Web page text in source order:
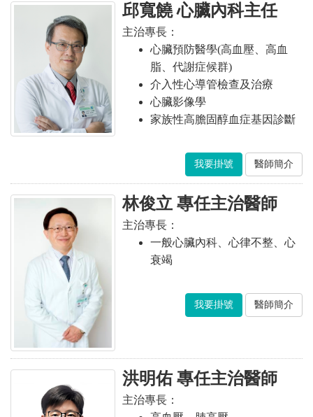
邱寬饒 心臟內科主任
主治專長：
心臟預防醫學(高血壓、高血
脂、代謝症候群)
介入性心導管檢查及治療
心臟影像學
家族性高膽固醇血症基因診斷
我要掛號 醫師簡介
林俊立 專任主治醫師
主治專長：
一般心臟內科、心律不整、心
衰竭
我要掛號 醫師簡介
洪明佑 專任主治醫師
主治專長：